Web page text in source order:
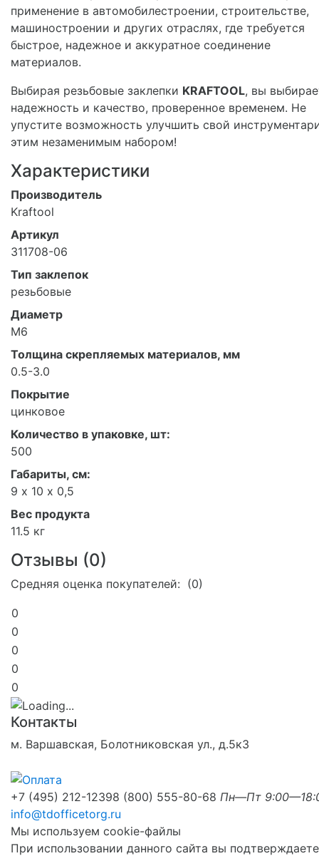
применение в автомобилестроении, строительстве,
машиностроении и других отраслях, где требуется
быстрое, надежное и аккуратное соединение
материалов.
Выбирая резьбовые заклепки KRAFTOOL, вы
надежность и качество, проверенное временем. Не
упустите возможность улучшить свой
этим незаменимым набором!
Характеристики
Производитель
Kraftool
Артикул
311708-06
Тип заклепок
резьбовые
Диаметр
М6
Толщина скрепляемых материалов, мм
0.5-3.0
Покрытие
цинковое
Количество в упаковке, шт:
500
Габариты, см:
9 х 10 х 0,5
Вес продукта
11.5 кг
Отзывы (0)
Средняя оценка покупателей: (0)
0
0
0
0
0
Контакты
м. Варшавская, Болотниковская ул., д.5к3
+7 (495) 212-12398 (800) 555-80-68 Пн—Пт
info@tdofficetorg.ru
Мы используем cookie-файлы
При использовании данного сайта вы подтверждаете